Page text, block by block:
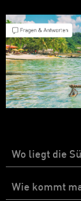
Wo liegt die
Wie kommt